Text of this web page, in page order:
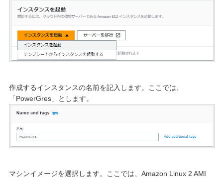
作成するインスタンスの名前を記入します。ここでは、
「PowerGres」とします。
マシンイメージを選択します。ここでは、Amazon Linux 2 AMI